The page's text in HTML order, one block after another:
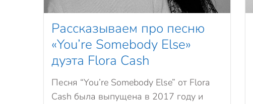
Рассказываем про песню
«You’re Somebody Else»
дуэта Flora Cash
Песня “You’re Somebody Else” от Flora
Cash была выпущена в 2017 году и